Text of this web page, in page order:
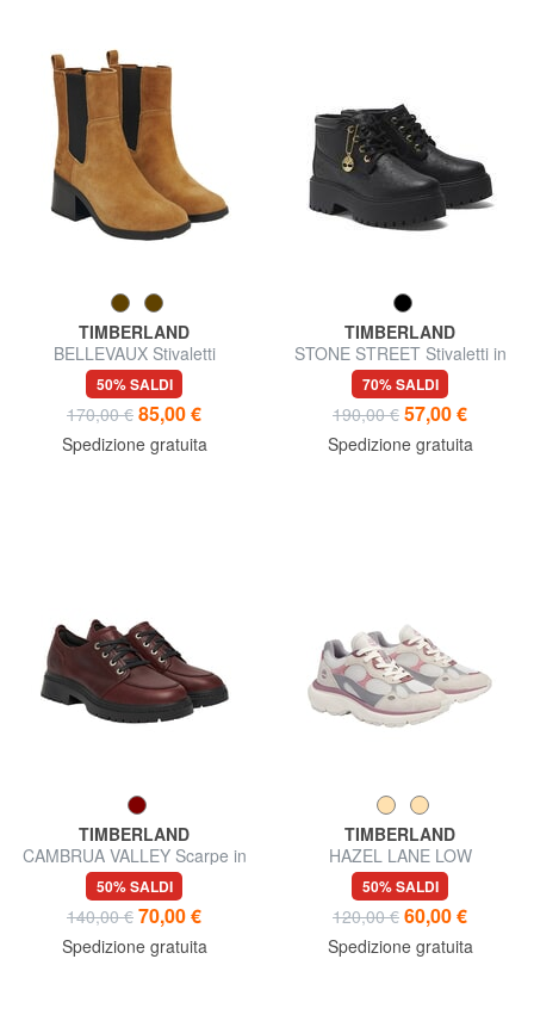
TIMBERLAND
BELLEVAUX Stivaletti
50% SALDI
170,00 € 85,00 €
Spedizione gratuita
TIMBERLAND
STONE STREET Stivaletti in
pelle
70% SALDI
190,00 € 57,00 €
Spedizione gratuita
TIMBERLAND
CAMBRUA VALLEY Scarpe in
pelle
50% SALDI
140,00 € 70,00 €
Spedizione gratuita
TIMBERLAND
HAZEL LANE LOW
50% SALDI
120,00 € 60,00 €
Spedizione gratuita